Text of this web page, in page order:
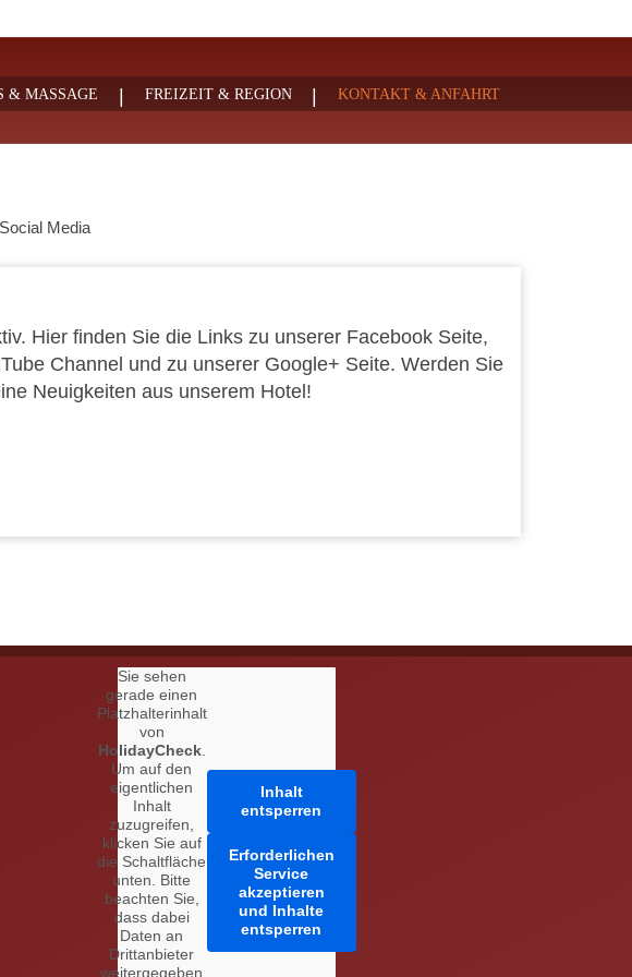
& MASSAGE FREIZEIT & REGION KONTAKT & ANFAHRT
Social Media
Hier finden Sie die Links zu unserer Facebook Seite,
Channel und zu unserer Google+ Seite. Werden Sie
Neuigkeiten aus unserem Hotel!
Sie sehen
gerade einen
Platzhalterinhalt
von
HolidayCheck.
Um auf den
eigentlichen
Inhalt
zuzugreifen,
klicken Sie auf
die Schaltfläche
unten. Bitte
beachten Sie,
dass dabei
Daten an
Drittanbieter
weitergegeben
Inhalt
entsperren
Erforderlichen
Service
akzeptieren
und Inhalte
entsperren